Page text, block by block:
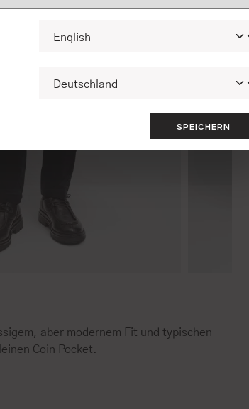
aber modernem Fit und typischen
Coin Pocket.
ALLE COOKIES
SPEICHERN